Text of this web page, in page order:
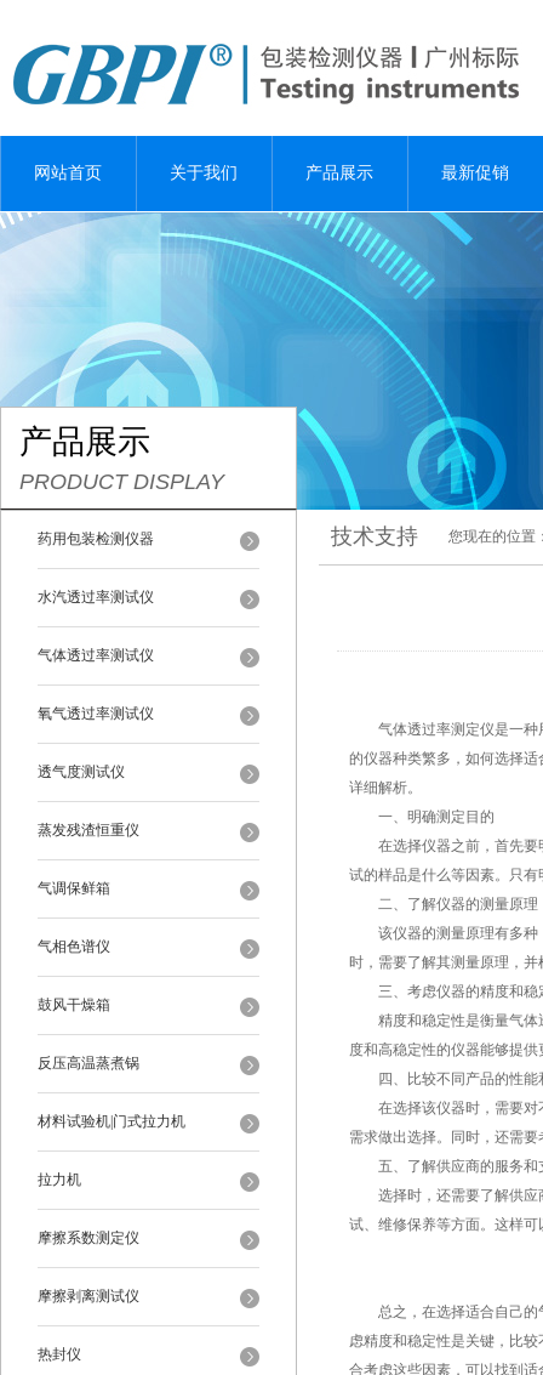
网站首页 关于我们 产品展示 最新促销
产品展示
PRODUCT DISPLAY
药用包装检测仪器
水汽透过率测试仪
气体透过率测试仪
氧气透过率测试仪
透气度测试仪
蒸发残渣恒重仪
气调保鲜箱
气相色谱仪
鼓风干燥箱
反压高温蒸煮锅
材料试验机|门式拉力机
拉力机
摩擦系数测定仪
摩擦剥离测试仪
热封仪
技术支持 您现在的位置
气体透过率测定仪是一种
的仪器种类繁多，如何选择
详细解析。
一、明确测定目的
在选择仪器之前，首先要
试的样品是什么等因素。只
二、了解仪器的测量原理
该仪器的测量原理有多种
时，需要了解其测量原理，
三、考虑仪器的精度和稳
精度和稳定性是衡量气体
度和高稳定性的仪器能够提
四、比较不同产品的性能
在选择该仪器时，需要对
需求做出选择。同时，还需
五、了解供应商的服务和
选择时，还需要了解供应
试、维修保养等方面。这样
总之，在选择适合自己的
虑精度和稳定性是关键，比
合考虑这些因素，可以找到